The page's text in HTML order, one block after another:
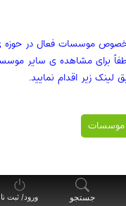
خصوص موسسات فعال در حوزه
برای مشاهده ی سایر
لینک زیر اقدام نمایید.
موسسات
جستجو ورود/ ثبت